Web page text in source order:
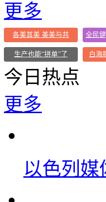
更多
各美其美 美美与共
生产也能“拼单”了 白海
今日热点
更多
以色列